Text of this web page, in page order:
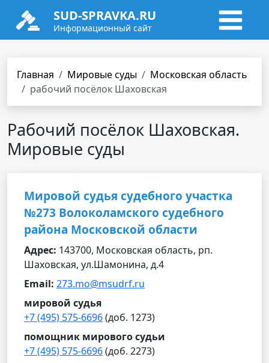
SUD-SPRAVKA.RU
Информационный сайт
Главная Мировые суды
Московская область
рабочий посёлок Шаховская
Рабочий посёлок Шаховская.
Мировые суды
Мировой судья судебного участка
№273 Волоколамского судебного
района Московской области
Адрес: 143700, Московская область, рп.
Шаховская, ул.Шамонина, д.4
Email: 273.mo@msudrf.ru
мировой судья
+7 (495) 575-6696(доб. 1273)
помощник мирового судьи
+7 (495) 575-6696(доб. 2273)